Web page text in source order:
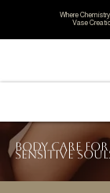
Where
Vase
Body Care for
Sensitive